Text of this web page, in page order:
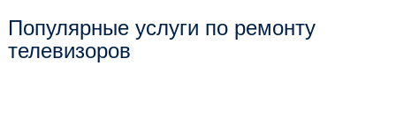
Популярные услуги по ремонту
телевизоров